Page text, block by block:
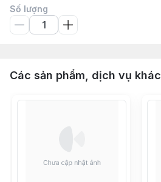
Số lượng
Các sản phẩm, dịch vụ khác